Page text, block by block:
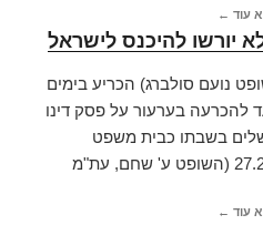
עוד ←
יורשו להיכנס לישראל
נועם סולברג) הכריע בימים
להכרעה בערעור על פסק דינו
בשבתו כבית משפט
עוד ←